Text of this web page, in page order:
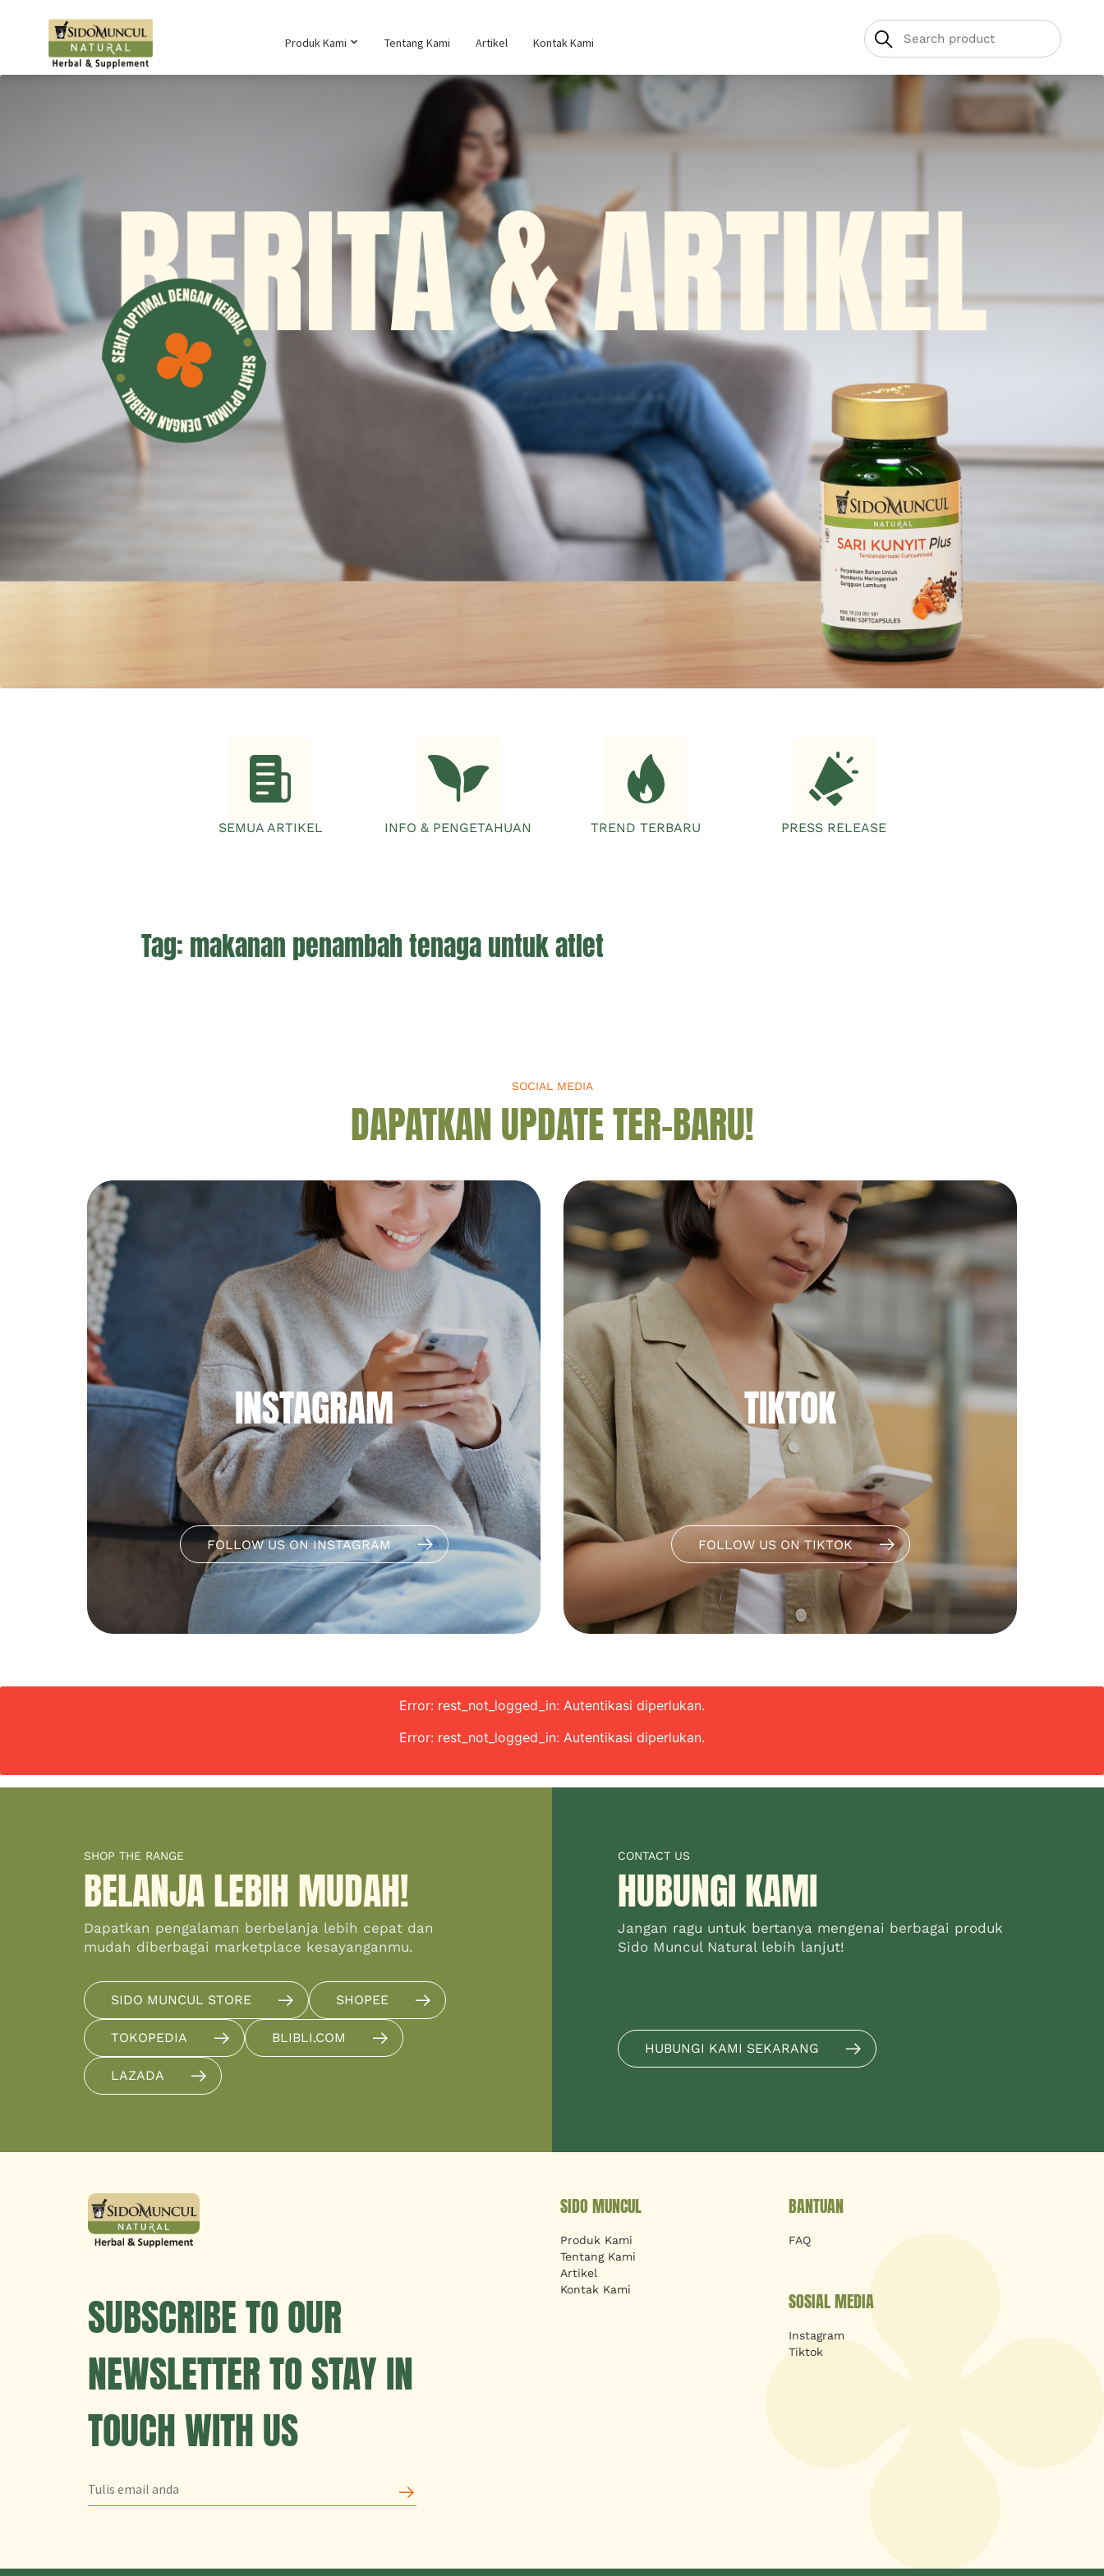
Produk Kami Tentang Kami Artikel Kontak Kami
SEMUA ARTIKEL INFO & PENGETAHUAN TREND TERBARU PRESS RELEASE
Tag: makanan penambah tenaga untuk atlet
SOCIAL MEDIA
DAPATKAN UPDATE TER-BARU!
INSTAGRAM
FOLLOW US ON INSTAGRAM
TIKTOK
FOLLOW US ON TIKTOK
Error: rest_not_logged_in: Autentikasi diperlukan.
Error: rest_not_logged_in: Autentikasi diperlukan.
SHOP THE RANGE
BELANJA LEBIH MUDAH!
Dapatkan pengalaman berbelanja lebih cepat dan
mudah diberbagai marketplace kesayanganmu.
SIDO MUNCUL STORE SHOPEE
TOKOPEDIA BLIBLI.COM
LAZADA
CONTACT US
HUBUNGI KAMI
Jangan ragu untuk bertanya mengenai berbagai produk
Sido Muncul Natural lebih lanjut!
HUBUNGI KAMI SEKARANG
SUBSCRIBE TO OUR
NEWSLETTER TO STAY IN
TOUCH WITH US
SIDO MUNCUL
Produk Kami
Tentang Kami
Artikel
Kontak Kami
BANTUAN
FAQ
SOSIAL MEDIA
Instagram
Tiktok